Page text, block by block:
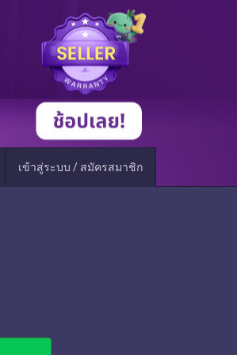
เข้าสู่ระบบ / สมัครสมาชิก